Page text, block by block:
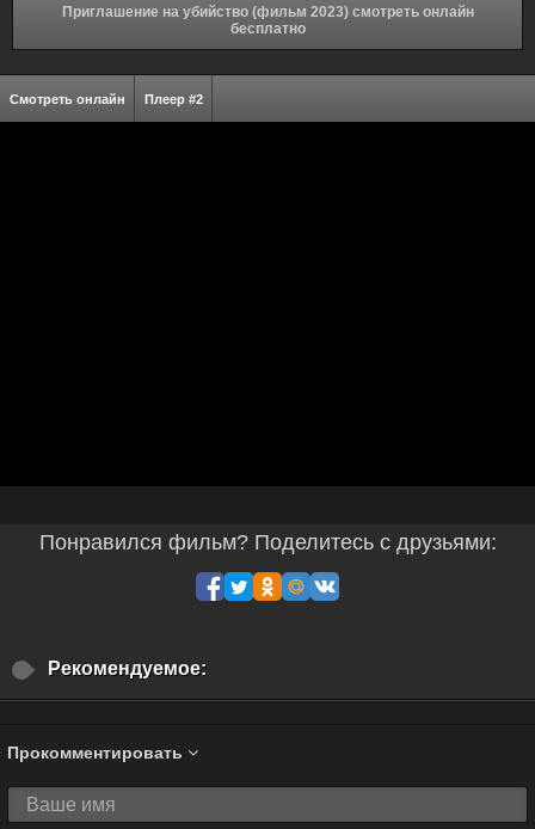
Приглашение на убийство (фильм 2023) смотреть онлайн
бесплатно
Смотреть онлайн Плеер #2
Понравился фильм? Поделитесь с друзьями:
Рекомендуемое:
Прокомментировать